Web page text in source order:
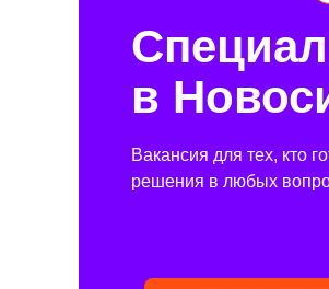
в
Вакансия для тех, кто
решения в любых